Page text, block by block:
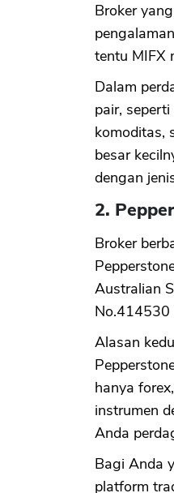
Broker
tentu MIFX
Dalam
pair,
komoditas,
besar
dengan
2.
Broker
Australian
No.414530
Alasan
hanya
instrumen
Anda
Bagi Anda
platform